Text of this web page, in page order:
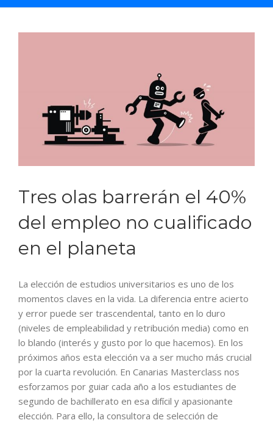
Saltar
contenido
Tres olas barrerán el 40%
del empleo no cualificado
en el planeta
La elección de estudios universitarios es uno de los
momentos claves en la vida. La diferencia entre acierto
y error puede ser trascendental, tanto en lo duro
(niveles de empleabilidad y retribución media) como en
lo blando (interés y gusto por lo que hacemos). En los
próximos años esta elección va a ser mucho más crucial
por la cuarta revolución. En Canarias Masterclass nos
esforzamos por guiar cada año a los estudiantes de
segundo de bachillerato en esa difícil y apasionante
elección. Para ello, la consultora de selección de